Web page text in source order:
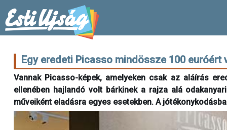
Egy eredeti Picasso mindössze 100 euróért
Vannak Picasso-képek, amelyeken csak az aláírás
ellenében hajlandó volt bárkinek a rajza alá
műveiként eladásra egyes esetekben. A